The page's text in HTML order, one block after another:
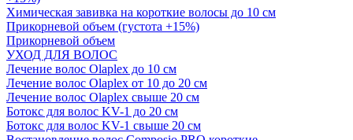
Химическая завивка на короткие волосы до 10 см
Прикорневой объем (густота +15%)
Прикорневой объем
УХОД ДЛЯ ВОЛОС
Лечение волос Olapleх до 10 см
Лечение волос Olapleх от 10 до 20 см
Лечение волос Olapleх свыше 20 см
Ботокс для волос KV-1 до 20 см
Ботокс для волос KV-1 свыше 20 см